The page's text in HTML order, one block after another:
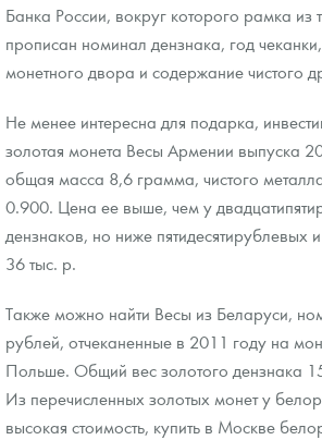
Банка России, вокруг которого рамка из
прописан номинал дензнака, год
монетного двора и содержание чистого
Не менее интересна для подарка,
золотая монета Весы Армении выпуска
общая масса 8,6 грамма, чистого
0.900. Цена ее выше, чем у
дензнаков, но ниже пятидесятирублевых
36 тыс. р.
Также можно найти Весы из Беларуси,
рублей, отчеканенные в 2011 году на
Польше. Общий вес золотого дензнака
Из перечисленных золотых монет у
высокая стоимость, купить в Москве